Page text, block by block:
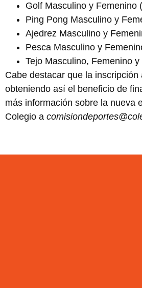
Golf Masculino y Femenino
Ping Pong Masculino y
Ajedrez Masculino y
Pesca Masculino y
Tejo Masculino, Femenino y
Cabe destacar que la
obteniendo así el beneficio de
más información sobre la nueva
Colegio a